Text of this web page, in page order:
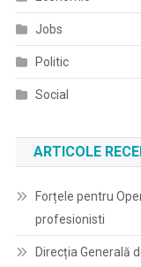
Jobs
Politic
Social
ARTICOLE
Forțele pentru
profesionisti
Direcția Generală